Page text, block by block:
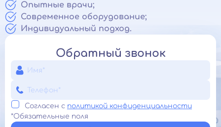
Опытные врачи;
Современное оборудование;
Индивидуальный подход.
Обратный звонок
Согласен с политикой конфиденциальности
*Обязательные поля